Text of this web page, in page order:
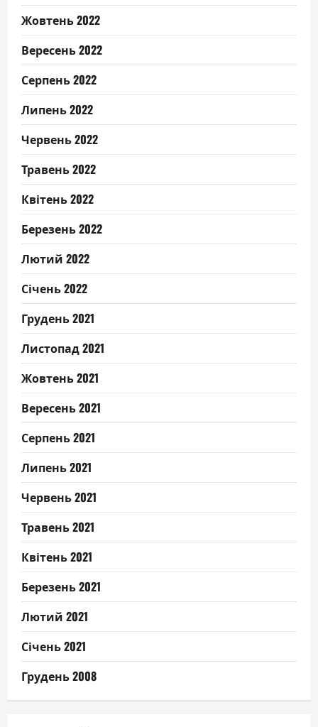
Жовтень 2022
Вересень 2022
Серпень 2022
Липень 2022
Червень 2022
Травень 2022
Квітень 2022
Березень 2022
Лютий 2022
Січень 2022
Грудень 2021
Листопад 2021
Жовтень 2021
Вересень 2021
Серпень 2021
Липень 2021
Червень 2021
Травень 2021
Квітень 2021
Березень 2021
Лютий 2021
Січень 2021
Грудень 2008